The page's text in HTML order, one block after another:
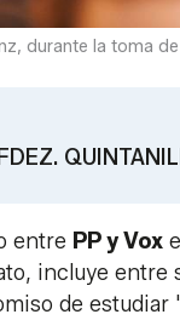
durante la toma
entre PP y Vox
incluye entre
de